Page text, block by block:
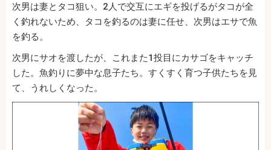
次男は妻とタコ狙い。2人で交互にエギを投げるがタコが全
く釣れないため、タコを釣るのは妻に任せ、次男はエサで魚
を釣る。
次男にサオを渡したが、これまた1投目にカサゴをキャッチ
した。魚釣りに夢中な息子たち。すくすく育つ子供たちを見
て、うれしくなった。